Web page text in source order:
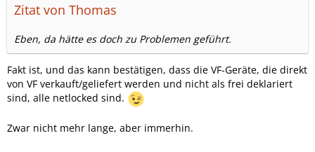
Zitat von Thomas
Eben, da hätte es doch zu Problemen geführt.
Fakt ist, und das kann bestätigen, dass die VF-Geräte, die direkt
von VF verkauft/geliefert werden und nicht als frei deklariert
sind, alle netlocked sind.
Zwar nicht mehr lange, aber immerhin.